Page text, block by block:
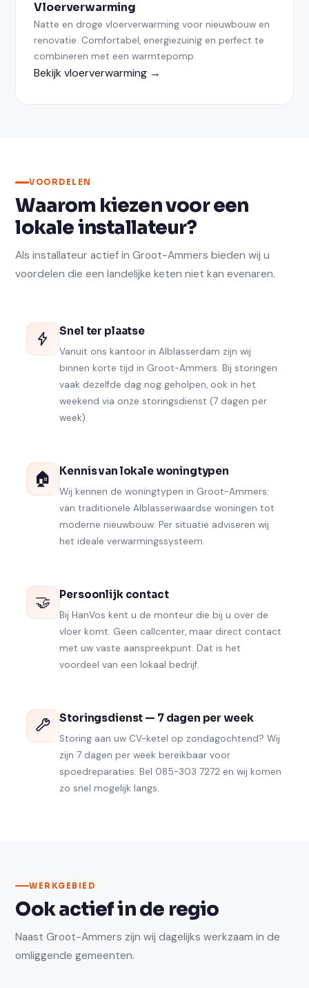
Vloerverwarming
Natte en droge vloerverwarming voor nieuwbouw en
renovatie. Comfortabel, energiezuinig en perfect te
combineren met een warmtepomp.
Bekijk vloerverwarming →
VOORDELEN
Waarom kiezen voor een
lokale installateur?
Als installateur actief in Groot-Ammers bieden wij u
voordelen die een landelijke keten niet kan evenaren.
Snel ter plaatse
Vanuit ons kantoor in Alblasserdam zijn wij
binnen korte tijd in Groot-Ammers. Bij storingen
vaak dezelfde dag nog geholpen, ook in het
weekend via onze storingsdienst (7 dagen per
week).
🏠 Kennis van lokale woningtypen
Wij kennen de woningtypen in Groot-Ammers:
van traditionele Alblasserwaardse woningen tot
moderne nieuwbouw. Per situatie adviseren wij
het ideale verwarmingssysteem.
🤝 Persoonlijk contact
Bij HanVos kent u de monteur die bij u over de
vloer komt. Geen callcenter, maar direct contact
met uw vaste aanspreekpunt. Dat is het
voordeel van een lokaal bedrijf.
Storingsdienst — 7 dagen per week
Storing aan uw CV-ketel op zondagochtend? Wij
zijn 7 dagen per week bereikbaar voor
spoedreparaties. Bel 085-303 7272 en wij komen
zo snel mogelijk langs.
WERKGEBIED
Ook actief in de regio
Naast Groot-Ammers zijn wij dagelijks werkzaam in de
omliggende gemeenten.